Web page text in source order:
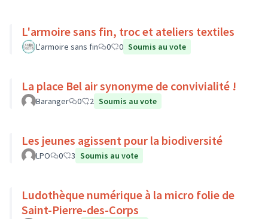
L'armoire sans fin, troc et ateliers textiles
L'armoire sans fin 0 0 Soumis au vote
La place Bel air synonyme de convivialité !
Baranger 0 2 Soumis au vote
Les jeunes agissent pour la biodiversité
LPO 0 3 Soumis au vote
Ludothèque numérique à la micro folie de
Saint-Pierre-des-Corps